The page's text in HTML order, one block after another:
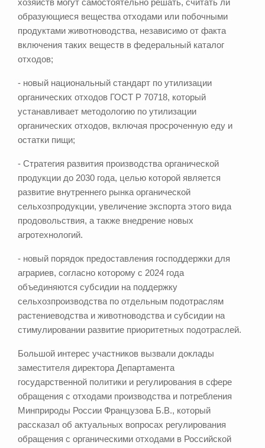
хозяйств могут самостоятельно решать, считать ли
образующиеся вещества отходами или побочными
продуктами животноводства, независимо от факта
включения таких веществ в федеральный каталог
отходов;
- новый национальный стандарт по утилизации
органических отходов ГОСТ Р 70718, который
устанавливает методологию по утилизации
органических отходов, включая просроченную еду и
остатки пищи;
- Стратегия развития производства органической
продукции до 2030 года, целью которой является
развитие внутреннего рынка органической
сельхозпродукции, увеличение экспорта этого вида
продовольствия, а также внедрение новых
агротехнологий.
- новый порядок предоставления господдержки для
аграриев, согласно которому с 2024 года
объединяются субсидии на поддержку
сельхозпроизводства по отдельным подотраслям
растениеводства и животноводства и субсидии на
стимулировании развитие приоритетных подотраслей.
Большой интерес участников вызвали доклады
заместителя директора Департамента
государственной политики и регулирования в сфере
обращения с отходами производства и потребления
Минприроды России Французова Б.В., который
рассказал об актуальных вопросах регулирования
обращения с органическими отходами в Российской